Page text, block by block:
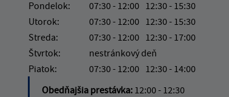
Pondelok:
07:30 - 12:00 12:30 - 15:30
Utorok:
07:30 - 12:00 12:30 - 15:30
Streda:
07:30 - 12:00 12:30 - 17:00
Štvrtok:
nestránkový deň
Piatok:
07:30 - 12:00 12:30 - 14:00
Obedňajšia prestávka: 12:00 - 12:30